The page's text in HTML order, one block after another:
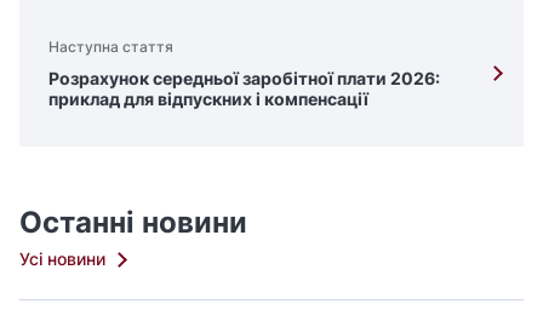
Наступна стаття
Розрахунок середньої заробітної плати 2026:
приклад для відпускних і компенсації
Останні новини
Усі новини